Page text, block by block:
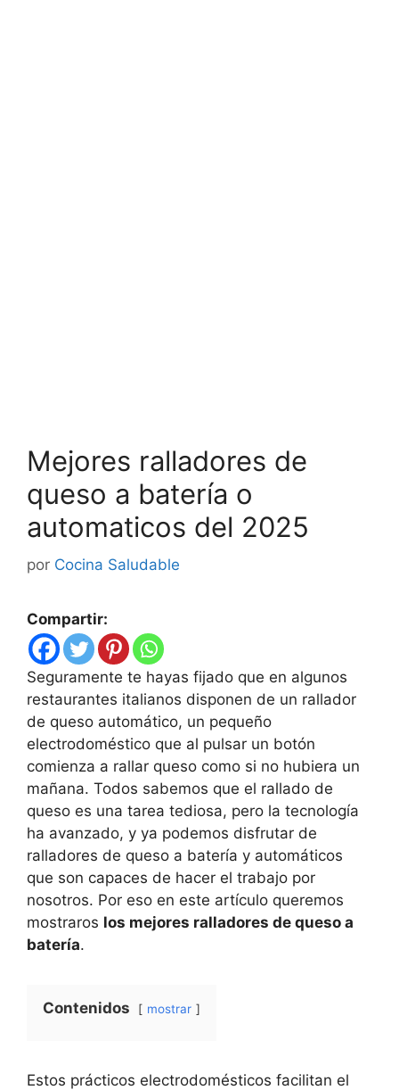
Mejores ralladores de
queso a batería o
automaticos del 2025
por Cocina Saludable
Compartir:
Seguramente te hayas fijado que en algunos
restaurantes italianos disponen de un rallador
de queso automático, un pequeño
electrodoméstico que al pulsar un botón
comienza a rallar queso como si no hubiera un
mañana. Todos sabemos que el rallado de
queso es una tarea tediosa, pero la tecnología
ha avanzado, y ya podemos disfrutar de
ralladores de queso a batería y automáticos
que son capaces de hacer el trabajo por
nosotros. Por eso en este artículo queremos
mostraros los mejores ralladores de queso a
batería.
Contenidos mostrar
Estos prácticos electrodomésticos facilitan el